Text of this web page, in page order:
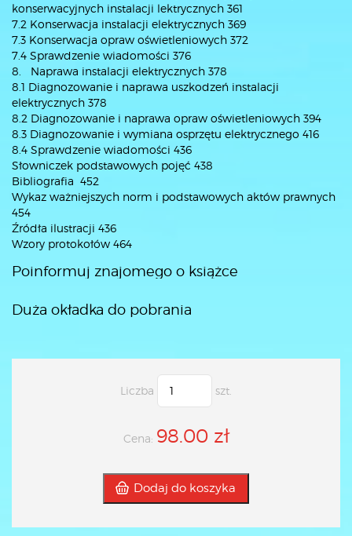
konserwacyjnych instalacji lektrycznych 361
7.2 Konserwacja instalacji elektrycznych 369
7.3 Konserwacja opraw oświetleniowych 372
7.4 Sprawdzenie wiadomości 376
8. Naprawa instalacji elektrycznych 378
8.1 Diagnozowanie i naprawa uszkodzeń instalacji
elektrycznych 378
8.2 Diagnozowanie i naprawa opraw oświetleniowych 394
8.3 Diagnozowanie i wymiana osprzętu elektrycznego 416
8.4 Sprawdzenie wiadomości 436
Słowniczek podstawowych pojęć 438
Bibliografia 452
Wykaz ważniejszych norm i podstawowych aktów prawnych
454
Źródła ilustracji 436
Wzory protokołów 464
Poinformuj znajomego o książce
Duża okładka do pobrania
Liczba szt.
Cena: 98.00 zł
Dodaj do koszyka